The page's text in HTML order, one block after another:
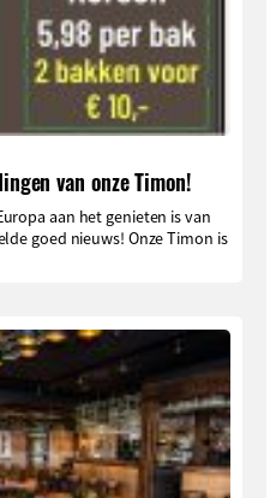
van onze Timon!
aan het genieten is van
goed nieuws! Onze Timon is